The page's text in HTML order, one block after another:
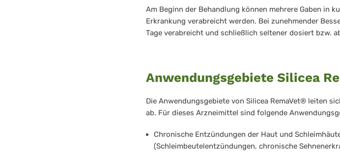
Am Beginn der Behandlung können mehrere Gaben in
Erkrankung verabreicht werden. Bei zunehmender
Tage verabreicht und schließlich seltener dosiert bzw.
Anwendungsgebiete Silicea
Die Anwendungsgebiete von Silicea RemaVet® leiten
ab. Für dieses Arzneimittel sind folgende
Chronische Entzündungen der Haut und
(Schleimbeutelentzündungen, chronische